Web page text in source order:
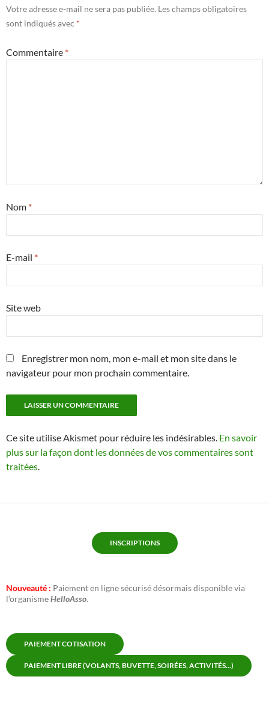
Votre adresse e-mail ne sera pas publiée. Les champs obligatoires
sont indiqués avec *
Commentaire *
Nom *
E-mail *
Site web
Enregistrer mon nom, mon e-mail et mon site dans le
navigateur pour mon prochain commentaire.
Ce site utilise Akismet pour réduire les indésirables. En savoir
plus sur la façon dont les données de vos commentaires sont
traitées.
INSCRIPTIONS
Nouveauté : Paiement en ligne sécurisé désormais disponible via
l’organismeHelloAsso.
PAIEMENT COTISATION
PAIEMENT LIBRE (VOLANTS, BUVETTE, SOIRÉES, ACTIVITÉS...)